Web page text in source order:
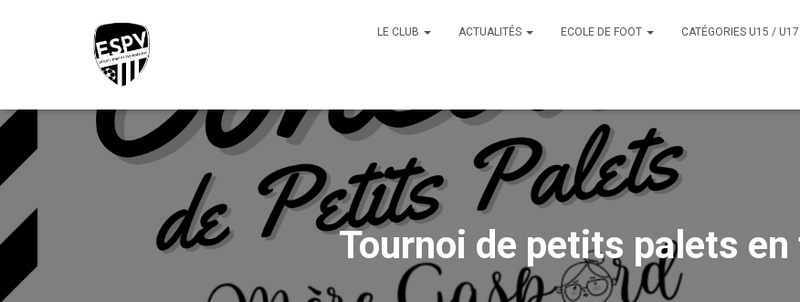
LE CLUB ACTUALITÉS ECOLE DE FOOT CATÉGORIES U15 / U17
Tournoi de petits palets